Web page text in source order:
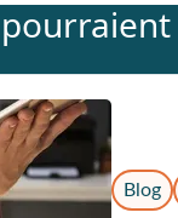
Blog